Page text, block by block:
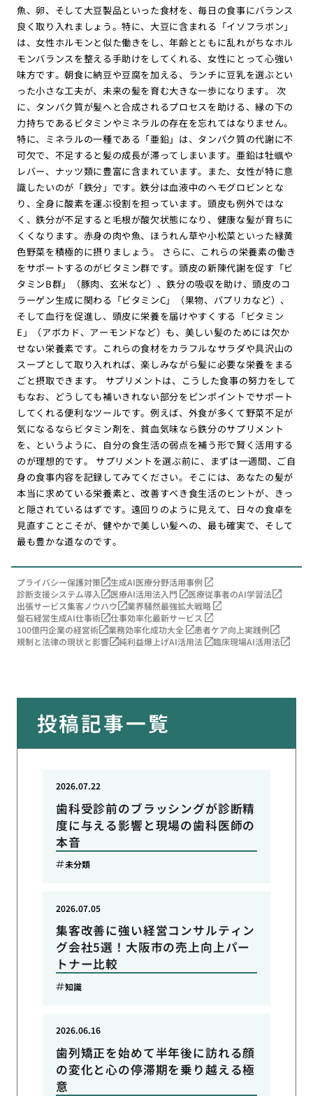
魚、卵、そして大豆製品といった食材を、毎日の食事にバランス
良く取り入れましょう。特に、大豆に含まれる「イソフラボン」
は、女性ホルモンと似た働きをし、年齢とともに乱れがちなホル
モンバランスを整える手助けをしてくれる、女性にとって心強い
味方です。朝食に納豆や豆腐を加える、ランチに豆乳を選ぶとい
った小さな工夫が、未来の髪を育む大きな一歩になります。 次
に、タンパク質が髪へと合成されるプロセスを助ける、縁の下の
力持ちであるビタミンやミネラルの存在を忘れてはなりません。
特に、ミネラルの一種である「亜鉛」は、タンパク質の代謝に不
可欠で、不足すると髪の成長が滞ってしまいます。亜鉛は牡蠣や
レバー、ナッツ類に豊富に含まれています。また、女性が特に意
識したいのが「鉄分」です。鉄分は血液中のヘモグロビンとな
り、全身に酸素を運ぶ役割を担っています。頭皮も例外ではな
く、鉄分が不足すると毛根が酸欠状態になり、健康な髪が育ちに
くくなります。赤身の肉や魚、ほうれん草や小松菜といった緑黄
色野菜を積極的に摂りましょう。 さらに、これらの栄養素の働き
をサポートするのがビタミン群です。頭皮の新陳代謝を促す「ビ
タミンB群」（豚肉、玄米など）、鉄分の吸収を助け、頭皮のコ
ラーゲン生成に関わる「ビタミンC」（果物、パプリカなど）、
そして血行を促進し、頭皮に栄養を届けやすくする「ビタミン
E」（アボカド、アーモンドなど）も、美しい髪のためには欠か
せない栄養素です。これらの食材をカラフルなサラダや具沢山の
スープとして取り入れれば、楽しみながら髪に必要な栄養をまる
ごと摂取できます。 サプリメントは、こうした食事の努力をして
もなお、どうしても補いきれない部分をピンポイントでサポート
してくれる便利なツールです。例えば、外食が多くて野菜不足が
気になるならビタミン剤を、貧血気味なら鉄分のサプリメント
を、というように、自分の食生活の弱点を補う形で賢く活用する
のが理想的です。 サプリメントを選ぶ前に、まずは一週間、ご自
身の食事内容を記録してみてください。そこには、あなたの髪が
本当に求めている栄養素と、改善すべき食生活のヒントが、きっ
と隠されているはずです。遠回りのように見えて、日々の食卓を
見直すことこそが、健やかで美しい髪への、最も確実で、そして
最も豊かな道なのです。
プライバシー保護対策
生成AI医療分野活用事例
診断支援システム導入
医療AI活用法入門
医療従事者のAI学習法
出張サービス集客ノウハウ
業界騒然最強拡大戦略
盤石経営生成AI仕事術
仕事効率化最新サービス
100億円企業の経営術
業務効率化成功大全
患者ケア向上実践例
規制と法律の現状と影響
純利益爆上げAI活用法 臨床現場AI活用法
投稿記事一覧
歯科受診前のブラッシングが診断精
度に与える影響と現場の歯科医師の
本音
2026.07.22
未分類
集客改善に強い経営コンサルティン
グ会社5選！大阪市の売上向上パー
トナー比較
2026.07.05
知識
歯列矯正を始めて半年後に訪れる顔
の変化と心の停滞期を乗り越える極
意
2026.06.16